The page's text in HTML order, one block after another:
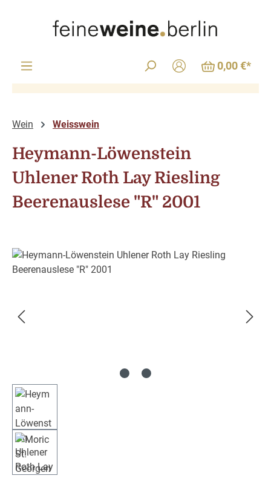
0,00 €*
Wein Weisswein
Heymann-Löwenstein
Uhlener Roth Lay Riesling
Beerenauslese "R" 2001
Bildergalerie überspringen